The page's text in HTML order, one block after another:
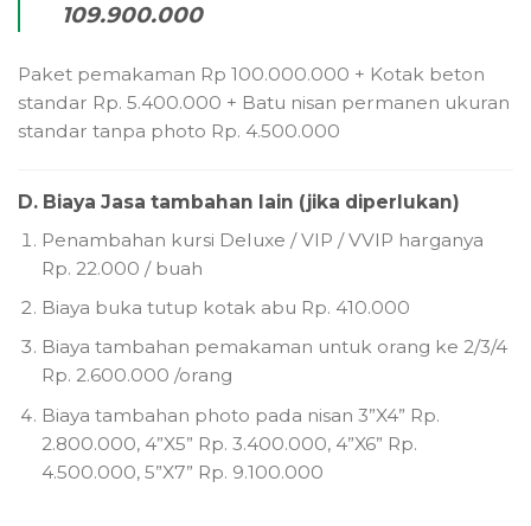
109.900.000
Paket pemakaman Rp 100.000.000 + Kotak beton
standar Rp. 5.400.000 + Batu nisan permanen ukuran
standar tanpa photo Rp. 4.500.000
D. Biaya Jasa tambahan lain (jika diperlukan)
Penambahan kursi Deluxe / VIP / VVIP harganya
Rp. 22.000 / buah
Biaya buka tutup kotak abu Rp. 410.000
Biaya tambahan pemakaman untuk orang ke 2/3/4
Rp. 2.600.000 /orang
Biaya tambahan photo pada nisan 3”X4” Rp.
2.800.000, 4”X5” Rp. 3.400.000, 4”X6” Rp.
4.500.000, 5”X7” Rp. 9.100.000